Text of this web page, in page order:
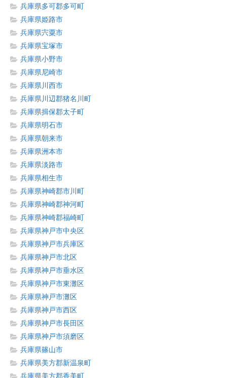
兵庫県多可郡多可町
兵庫県姫路市
兵庫県宍粟市
兵庫県宝塚市
兵庫県小野市
兵庫県尼崎市
兵庫県川西市
兵庫県川辺郡猪名川町
兵庫県揖保郡太子町
兵庫県明石市
兵庫県朝来市
兵庫県洲本市
兵庫県淡路市
兵庫県相生市
兵庫県神崎郡市川町
兵庫県神崎郡神河町
兵庫県神崎郡福崎町
兵庫県神戸市中央区
兵庫県神戸市兵庫区
兵庫県神戸市北区
兵庫県神戸市垂水区
兵庫県神戸市東灘区
兵庫県神戸市灘区
兵庫県神戸市西区
兵庫県神戸市長田区
兵庫県神戸市須磨区
兵庫県篠山市
兵庫県美方郡新温泉町
兵庫県美方郡香美町